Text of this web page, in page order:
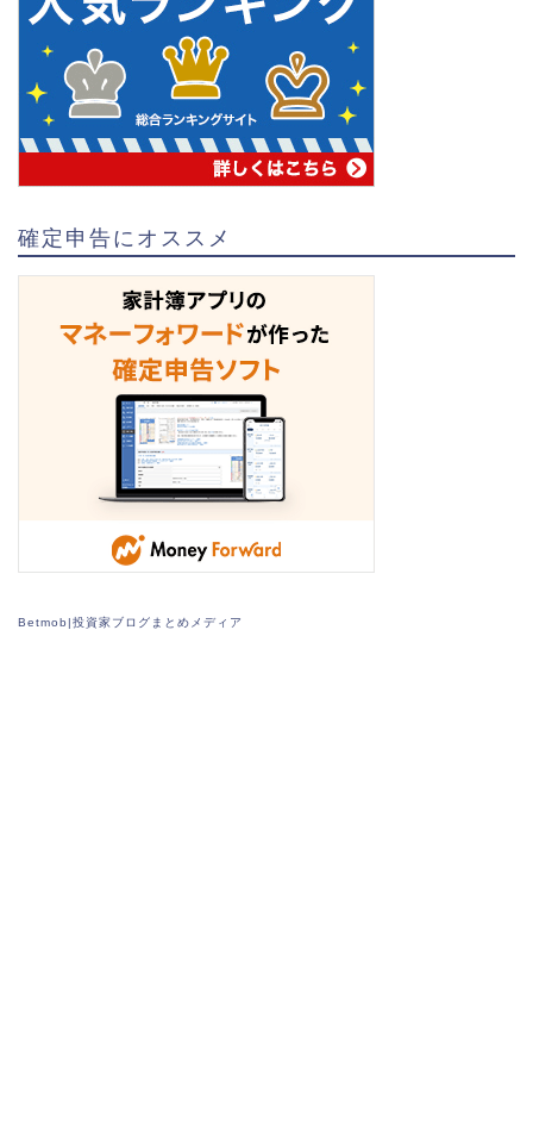
確定申告にオススメ
Betmob|投資家ブログまとめメディア